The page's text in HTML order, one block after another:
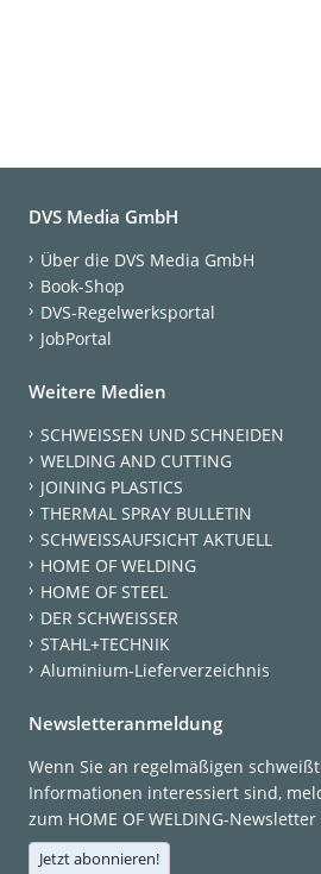
DVS Media GmbH
Über die DVS Media GmbH
Book-Shop
DVS-Regelwerksportal
JobPortal
Weitere Medien
SCHWEISSEN UND SCHNEIDEN
WELDING AND CUTTING
JOINING PLASTICS
THERMAL SPRAY BULLETIN
SCHWEISSAUFSICHT AKTUELL
HOME OF WELDING
HOME OF STEEL
DER SCHWEISSER
STAHL+TECHNIK
Aluminium-Lieferverzeichnis
Newsletteranmeldung
Wenn Sie an regelmäßigen
Informationen interessiert sind,
zum HOME OF WELDING-Newsletter
Jetzt abonnieren!